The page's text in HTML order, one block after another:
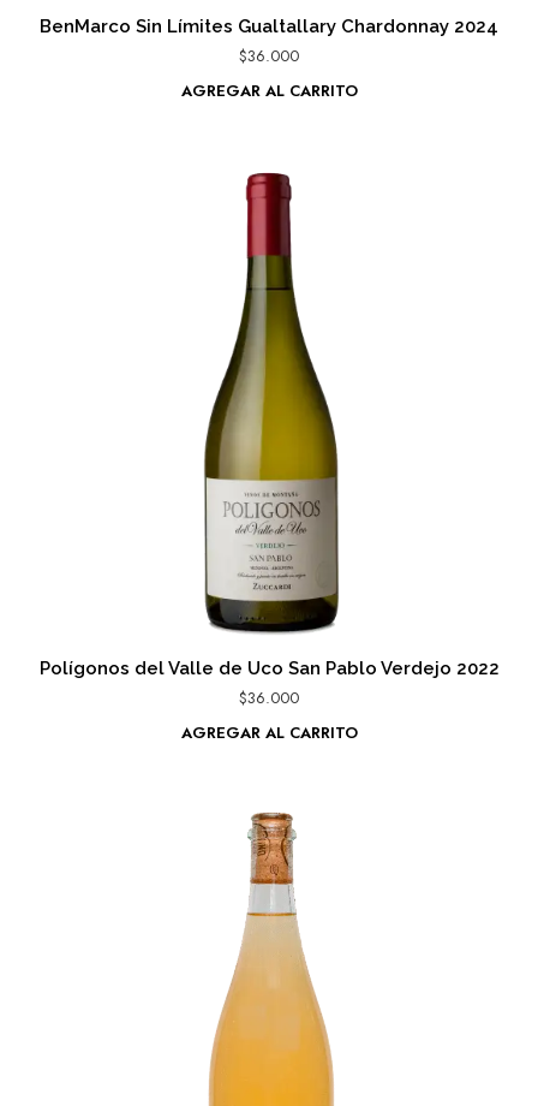
BenMarco Sin Límites Gualtallary Chardonnay 2024
$36.000
AGREGAR AL CARRITO
Polígonos del Valle de Uco San Pablo Verdejo 2022
$36.000
AGREGAR AL CARRITO